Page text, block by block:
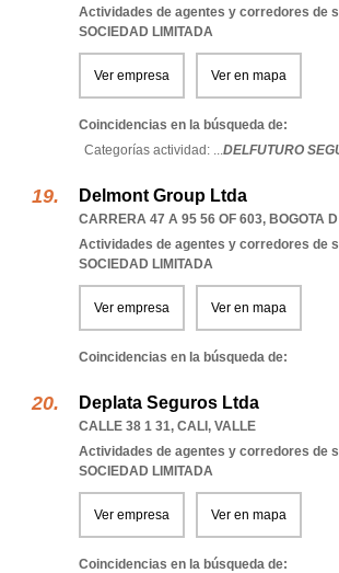
Actividades de agentes y corredores de
SOCIEDAD LIMITADA
Ver empresa Ver en mapa
Coincidencias en la búsqueda de:
Categorías actividad: ...DELFUTURO
Delmont Group Ltda
CARRERA 47 A 95 56 OF 603, BOGOTA
Actividades de agentes y corredores de
SOCIEDAD LIMITADA
Ver empresa Ver en mapa
Coincidencias en la búsqueda de:
Deplata Seguros Ltda
CALLE 38 1 31, CALI , VALLE
Actividades de agentes y corredores de
SOCIEDAD LIMITADA
Ver empresa Ver en mapa
Coincidencias en la búsqueda de: